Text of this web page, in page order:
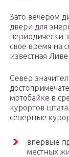
Зато вечером
двери для
периодически
свое время на
известная
Север
мотобайке в
курортов
северные
впервые
местных